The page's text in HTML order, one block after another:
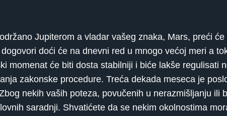
Jupiterom a vladar vašeg znaka, Mars, preći
doći će na dnevni red u mnogo većoj meri a
momenat će biti dosta stabilniji i biće lakše regulisati
zakonske procedure. Treća dekada meseca je
nekih vaših poteza, povučenih u nerazmišljanju ili
saradnji. Shvatićete da se nekim okolnostima